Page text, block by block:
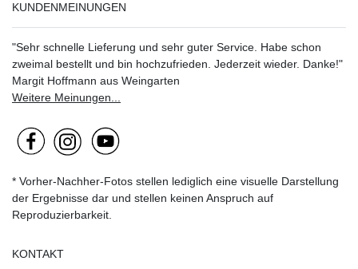
KUNDENMEINUNGEN
"Sehr schnelle Lieferung und sehr guter Service. Habe schon
zweimal bestellt und bin hochzufrieden. Jederzeit wieder. Danke!"
Margit Hoffmann aus Weingarten
Weitere Meinungen...
* Vorher-Nachher-Fotos stellen lediglich eine visuelle Darstellung
der Ergebnisse dar und stellen keinen Anspruch auf
Reproduzierbarkeit.
KONTAKT